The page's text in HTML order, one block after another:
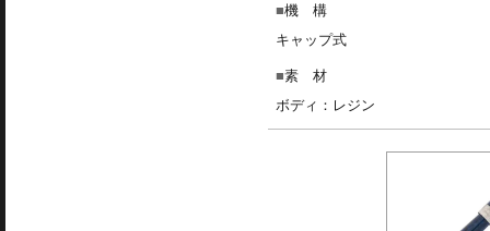
機 構
キャップ式
素 材
ボディ：レジン